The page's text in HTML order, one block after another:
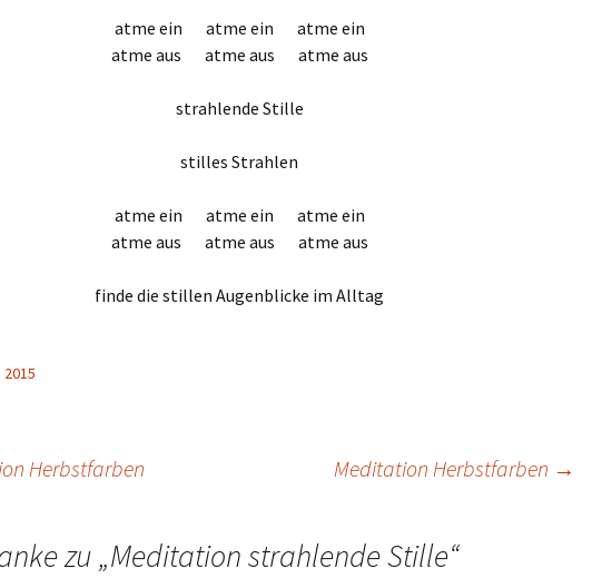
atme ein atme ein atme ein
atme aus atme aus atme aus
strahlende Stille
stilles Strahlen
atme ein atme ein atme ein
atme aus atme aus atme aus
finde die stillen Augenblicke im Alltag
Herbstfarben Meditation Herbstfarben →
zu „Meditation strahlende Stille“